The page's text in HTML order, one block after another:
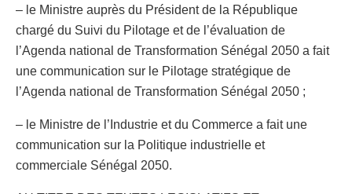
– le Ministre auprès du Président de la République
chargé du Suivi du Pilotage et de l’évaluation de
l’Agenda national de Transformation Sénégal 2050 a fait
une communication sur le Pilotage stratégique de
l’Agenda national de Transformation Sénégal 2050 ;
– le Ministre de l’Industrie et du Commerce a fait une
communication sur la Politique industrielle et
commerciale Sénégal 2050.